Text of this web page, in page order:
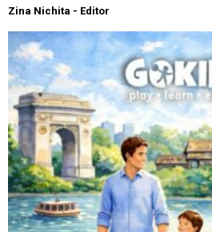
Zina Nichita - Editor